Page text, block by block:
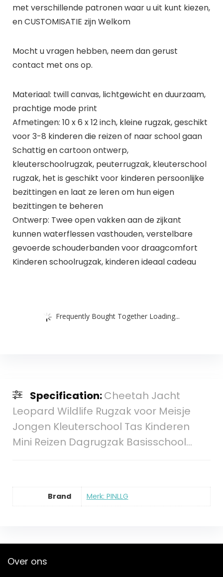
met verschillende patronen waar u uit kunt kiezen,
en CUSTOMISATIE zijn Welkom
Mocht u vragen hebben, neem dan gerust
contact met ons op.
Materiaal: twill canvas, lichtgewicht en duurzaam,
prachtige mode print
Afmetingen: 10 x 6 x 12 inch, kleine rugzak, geschikt
voor 3-8 kinderen die reizen of naar school gaan
Schattig en cartoon ontwerp,
kleuterschoolrugzak, peuterrugzak, kleuterschool
rugzak, het is geschikt voor kinderen persoonlijke
bezittingen en laat ze leren om hun eigen
bezittingen te beheren
Ontwerp: Twee open vakken aan de zijkant
kunnen waterflessen vasthouden, verstelbare
gevoerde schouderbanden voor draagcomfort
Kinderen schoolrugzak, kinderen ideaal cadeau
Frequently Bought Together Loading...
Specification:Cheetah Jacht
Leopard Wildlife Rugzak voor Meisje
Jongen Kleuterschool Tas Kinderen
Mini Reizen Dagrugzak Basisschool…
Brand Merk: PINLLG
Over ons